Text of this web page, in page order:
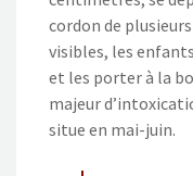
cordon de
visibles, les
et les porter à la
majeur
situe en mai-juin.